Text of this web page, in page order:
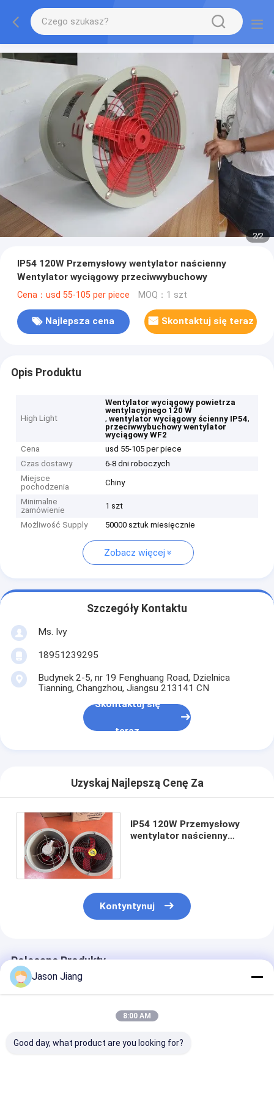
2/2
IP54 120W Przemysłowy wentylator naścienny
Wentylator wyciągowy przeciwwybuchowy
Cena：usd 55-105 per piece MOQ：1 szt
Najlepsza cena Skontaktuj się teraz
Opis Produktu
High Light
Wentylator wyciągowy powietrza
wentylacyjnego 120 W
,wentylator wyciągowy ścienny IP54,
przeciwwybuchowy wentylator
wyciągowy WF2
Cena
usd 55-105 per piece
Czas dostawy
6-8 dni roboczych
Miejsce
pochodzenia
Chiny
Minimalne
zamówienie
1 szt
Możliwość Supply 50000 sztuk miesięcznie
Zobacz więcej
Szczegóły Kontaktu
Ms. Ivy
18951239295
Budynek 2-5, nr 19 Fenghuang Road, Dzielnica
Tianning, Changzhou, Jiangsu 213141 CN
Skontaktuj się
teraz
Uzyskaj Najlepszą Cenę Za
IP54 120W Przemysłowy
wentylator naścienny
Kontyntynuj
Polecane Produkty
Jason Jiang
8:00 AM
Good day, what product are you looking for?